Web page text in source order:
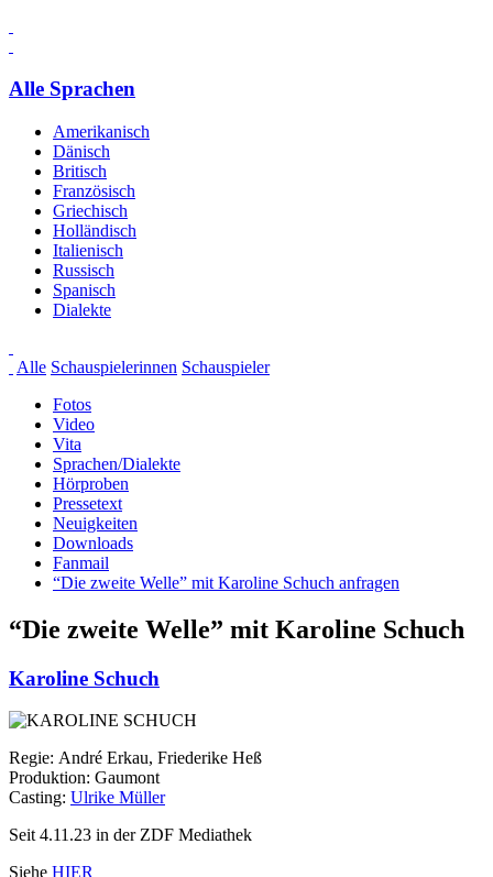
Alle Sprachen
Amerikanisch
Dänisch
Britisch
Französisch
Griechisch
Holländisch
Italienisch
Russisch
Spanisch
Dialekte
Alle Schauspielerinnen Schauspieler
Fotos
Video
Vita
Sprachen/Dialekte
Hörproben
Pressetext
Neuigkeiten
Downloads
Fanmail
“Die zweite Welle” mit Karoline Schuch anfragen
“Die zweite Welle” mit Karoline Schuch
Karoline Schuch
Regie: André Erkau, Friederike Heß
Produktion: Gaumont
Casting: Ulrike Müller
Seit 4.11.23 in der ZDF Mediathek
Siehe HIER